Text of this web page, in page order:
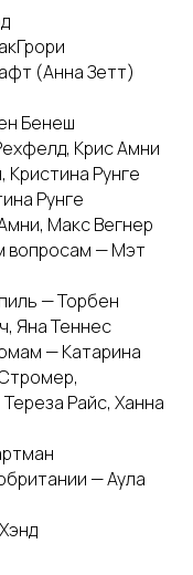
(Анна Зетт)
Бенеш
Крис Амни
Рунге
Рунге
Макс Вегнер
вопросам — Мэт
— Торбен
Яна Теннес
— Катарина
Райс, Ханна
— Аула